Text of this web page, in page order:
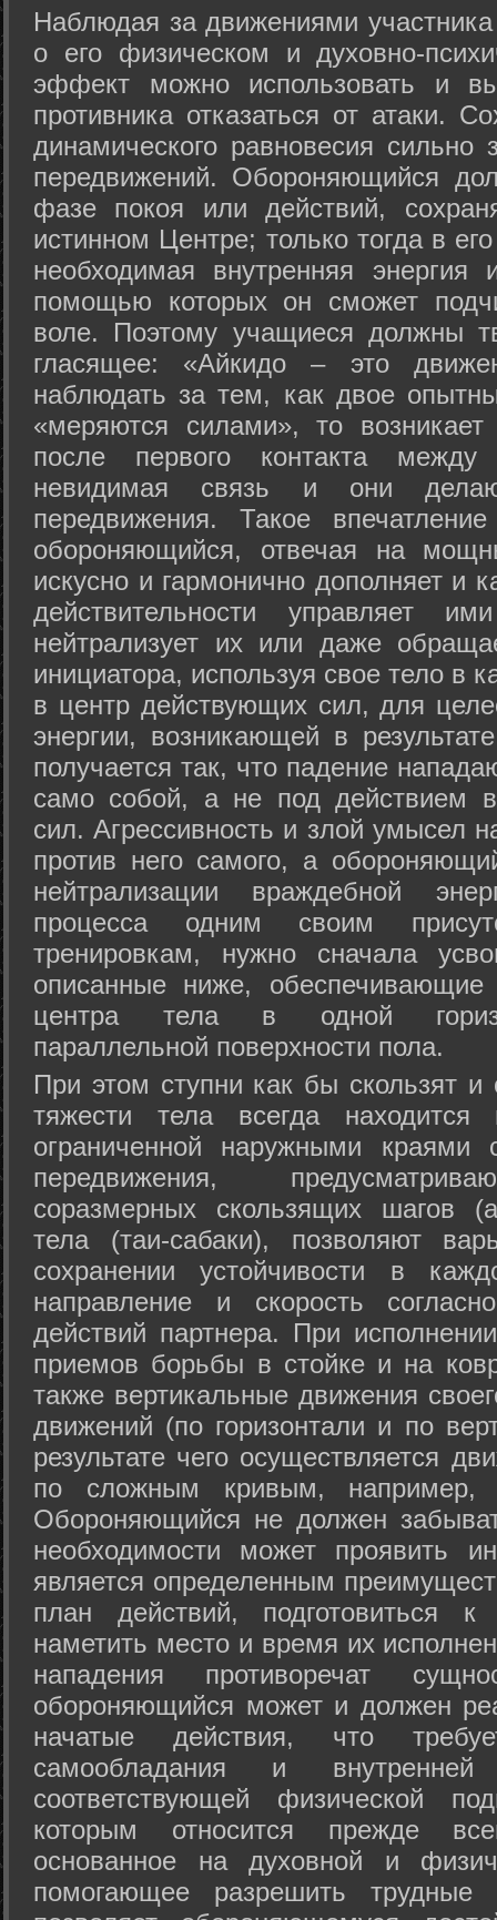
Hаблюдая за движениями
о его физическом и духовно-
эффект можно использовать и
противника отказаться от атаки.
динамического равновесия сильно
передвижений. Обороняющийся
фазе покоя или действий,
истинном Центре; только тогда в
необходимая внутренняя
помощью которых он сможет
воле. Поэтому учащиеся должны
гласящее: «Айкидо – это
наблюдать за тем, как двое
«меряются силами», то возникает
после первого контакта
невидимая связь и они
передвижения. Такое
обороняющийся, отвечая на
искусно и гармонично дополняет и
действительности управляет
нейтрализует их или даже
инициатора, используя свое тело в
в центр действующих сил, для
энергии, возникающей в
получается так, что падение
само собой, а не под действием
сил. Агрессивность и злой умысел
против него самого, а
нейтрализации враждебной
процесса одним своим
тренировкам, нужно сначала
описанные ниже, обеспечивающие
центра тела в одной
параллельной поверхности пола.
При этом ступни как бы скользят
тяжести тела всегда
ограниченной наружными краями
передвижения,
соразмерных скользящих шагов
тела (таи-сабаки), позволяют
сохранении устойчивости в
направление и скорость
действий партнера. При
приемов борьбы в стойке и на
также вертикальные движения
движений (по горизонтали и по
результате чего осуществляется
по сложным кривым, например,
Обороняющийся не должен
необходимости может проявить
является определенным
план действий, подготовиться
наметить место и время их
нападения противоречат
обороняющийся может и должен
начатые действия, что
самообладания и
соответствующей физической
которым относится прежде
основанное на духовной и
помогающее разрешить